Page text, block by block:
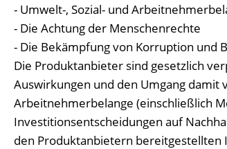
- Umwelt-, Sozial- und
- Die Achtung der Menschenrechte
- Die Bekämpfung von Korruption und
Die Produktanbieter sind gesetzlich
Auswirkungen und den Umgang damit
Arbeitnehmerbelange (einschließlich
Investitionsentscheidungen auf
den Produktanbietern bereitgestellten